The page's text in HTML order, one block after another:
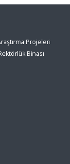
Projeleri
Binası